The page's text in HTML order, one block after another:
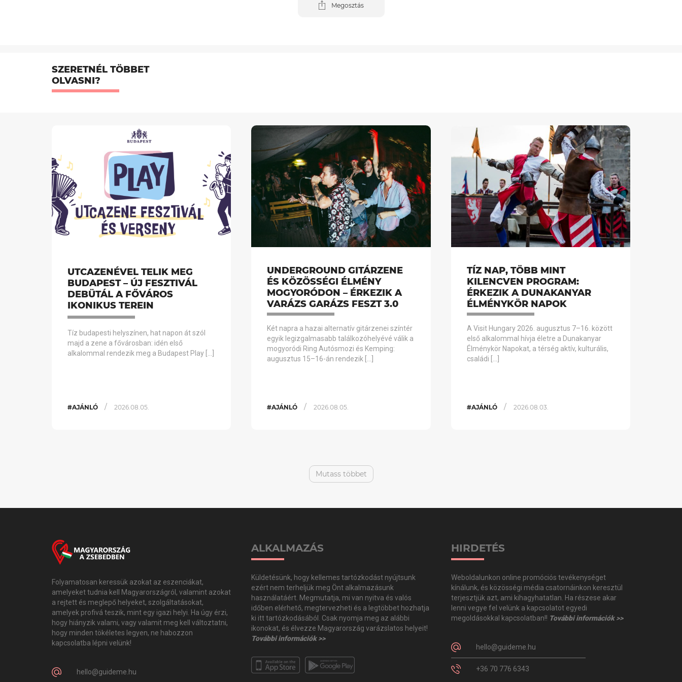
Megosztás
SZERETNÉL TÖBBET
OLVASNI?
UTCAZENÉVEL TELIK MEG
BUDAPEST – ÚJ FESZTIVÁL
DEBÜTÁL A FŐVÁROS
IKONIKUS TEREIN
Tíz budapesti helyszínen, hat napon át szól
majd a zene a fővárosban: idén első
alkalommal rendezik meg a Budapest Play […]
#AJÁNLÓ / 2026.08.05.
UNDERGROUND GITÁRZENE
ÉS KÖZÖSSÉGI ÉLMÉNY
MOGYORÓDON – ÉRKEZIK A
VARÁZS GARÁZS FESZT 3.0
Két napra a hazai alternatív gitárzenei színtér
egyik legizgalmasabb találkozóhelyévé válik a
mogyoródi Ring Autósmozi és Kemping:
augusztus 15–16-án rendezik […]
#AJÁNLÓ / 2026.08.05.
TÍZ NAP, TÖBB MINT
KILENCVEN PROGRAM:
ÉRKEZIK A DUNAKANYAR
ÉLMÉNYKÖR NAPOK
A Visit Hungary 2026. augusztus 7–16. között
első alkalommal hívja életre a Dunakanyar
Élménykör Napokat, a térség aktív, kulturális,
családi […]
#AJÁNLÓ / 2026.08.03.
Mutass többet
Folyamatosan keressük azokat az eszenciákat,
amelyeket tudnia kell Magyarországról, valamint azokat
a rejtett és meglepő helyeket, szolgáltatásokat,
amelyek profivá teszik, mint egy igazi helyi. Ha úgy érzi,
hogy hiányzik valami, vagy valamit meg kell változtatni,
hogy minden tökéletes legyen, ne habozzon
kapcsolatba lépni velünk!
hello@guideme.hu
ALKALMAZÁS
Küldetésünk, hogy kellemes tartózkodást nyújtsunk
ezért nem terheljük meg Önt alkalmazásunk
használatáért. Megmutatja, mi van nyitva és valós
időben elérhető, megtervezheti és a legtöbbet hozhatja
ki itt tartózkodásából. Csak nyomja meg az alábbi
ikonokat, és élvezze Magyarország varázslatos helyeit!
További információk >>
HIRDETÉS
Weboldalunkon online promóciós tevékenységet
kínálunk, és közösségi média csatornáinkon keresztül
terjesztjük azt, ami kihagyhatatlan. Ha részese akar
lenni vegye fel velünk a kapcsolatot egyedi
megoldásokkal kapcsolatban!! További információk >>
hello@guideme.hu
+36 70 776 6343